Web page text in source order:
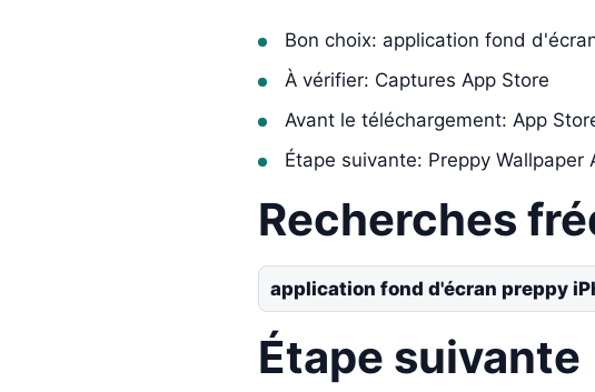
Bon choix: application fond
À vérifier: Captures App Store
Avant le téléchargement: App
Étape suivante: Preppy Wallpaper
Recherches
application fond d'écran preppy
Étape suivante